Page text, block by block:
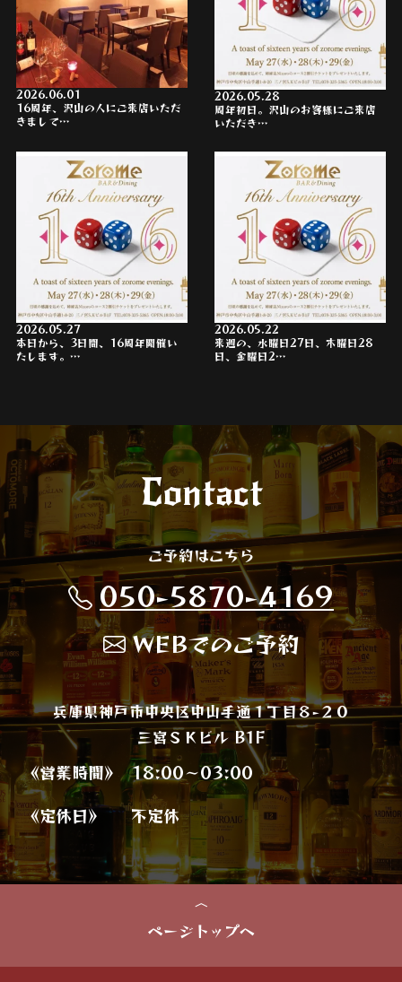
2026.06.01
16周年、沢山の人にご来店いただ
きまして…
2026.05.28
周年初日。沢山のお客様にご来店
いただき…
2026.05.27
本日から、3日間、16周年開催い
たします。…
2026.05.22
来週の、水曜日27日、木曜日28
日、金曜日2…
Contact
ご予約はこちら
050-5870-4169
WEBでのご予約
兵庫県神戸市中央区中山手通１丁目８−２０
三宮ＳＫビル B1F
《営業時間》
18:00～03:00
《定休日》
不定休
ページトップへ